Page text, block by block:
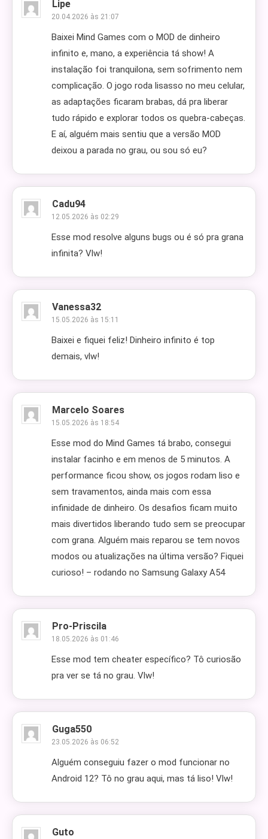
Lipe
20.04.2026 às 21:07
Baixei Mind Games com o MOD de dinheiro
infinito e, mano, a experiência tá show! A
instalação foi tranquilona, sem sofrimento nem
complicação. O jogo roda lisasso no meu celular,
as adaptações ficaram brabas, dá pra liberar
tudo rápido e explorar todos os quebra-cabeças.
E aí, alguém mais sentiu que a versão MOD
deixou a parada no grau, ou sou só eu?
Cadu94
12.05.2026 às 02:29
Esse mod resolve alguns bugs ou é só pra grana
infinita? Vlw!
Vanessa32
15.05.2026 às 15:11
Baixei e fiquei feliz! Dinheiro infinito é top
demais, vlw!
Marcelo Soares
15.05.2026 às 18:54
Esse mod do Mind Games tá brabo, consegui
instalar facinho e em menos de 5 minutos. A
performance ficou show, os jogos rodam liso e
sem travamentos, ainda mais com essa
infinidade de dinheiro. Os desafios ficam muito
mais divertidos liberando tudo sem se preocupar
com grana. Alguém mais reparou se tem novos
modos ou atualizações na última versão? Fiquei
curioso! – rodando no Samsung Galaxy A54
Pro-Priscila
18.05.2026 às 01:46
Esse mod tem cheater específico? Tô curiosão
pra ver se tá no grau. Vlw!
Guga550
23.05.2026 às 06:52
Alguém conseguiu fazer o mod funcionar no
Android 12? Tô no grau aqui, mas tá liso! Vlw!
Guto